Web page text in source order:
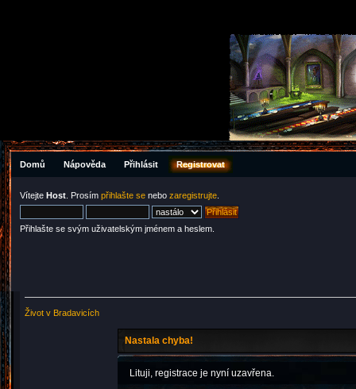
Domů Nápověda Přihlásit Registrovat
Vítejte Host . Prosím přihlašte se nebo zaregistrujte
Přihlašte se svým uživatelským jménem a heslem.
Život v Bradavicích
Nastala chyba!
Lituji, registrace je nyní uzavřena.